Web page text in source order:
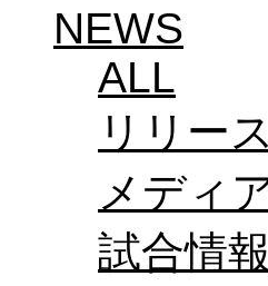
ロートフィールド奈良
SCHEDULE
2026/27
練習見学時のファン
TICKET
奈良クラブ明治安
奈良クラブ明治安
FANCOMMUNITY
2026/27ファンコミュ
サポートショップ
GOODS
オフィシャルストア
NEWS
ALL
リリース
メディ
試合情報